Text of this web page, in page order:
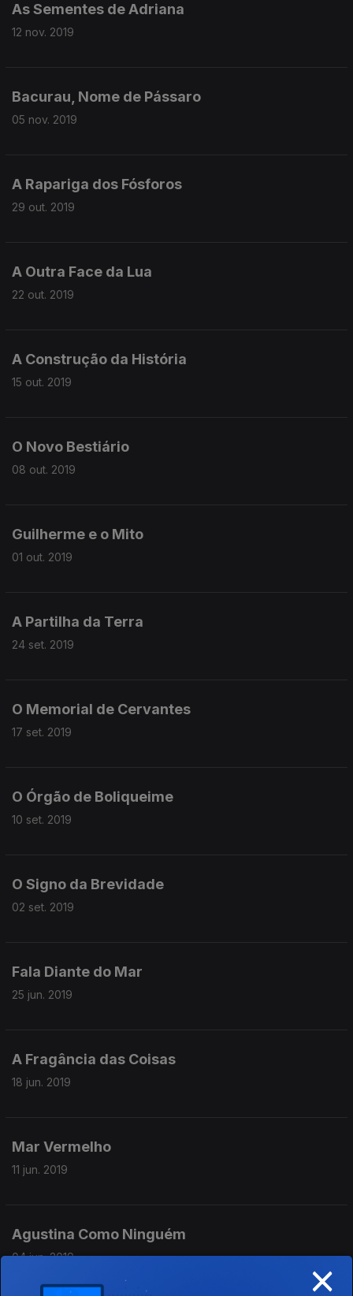
As Sementes de Adriana
12 nov. 2019
Bacurau, Nome de Pássaro
05 nov. 2019
A Rapariga dos Fósforos
29 out. 2019
A Outra Face da Lua
22 out. 2019
A Construção da História
15 out. 2019
O Novo Bestiário
08 out. 2019
Guilherme e o Mito
01 out. 2019
A Partilha da Terra
24 set. 2019
O Memorial de Cervantes
17 set. 2019
O Órgão de Boliqueime
10 set. 2019
O Signo da Brevidade
02 set. 2019
Fala Diante do Mar
25 jun. 2019
A Fragância das Coisas
18 jun. 2019
Mar Vermelho
11 jun. 2019
Agustina Como Ninguém
04 jun. 2019 ×